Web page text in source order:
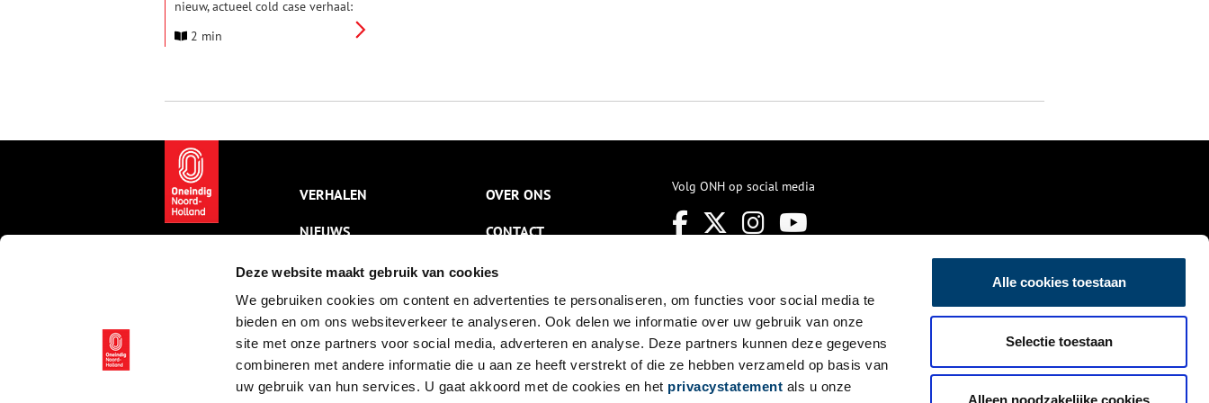
Deze website maakt gebruik van cookies
We gebruiken cookies om content en advertenties te personaliseren, om functies voor social media te
bieden en om ons websiteverkeer te analyseren. Ook delen we informatie over uw gebruik van onze
site met onze partners voor social media, adverteren en analyse. Deze partners kunnen deze gegevens
combineren met andere informatie die u aan ze heeft verstrekt of die ze hebben verzameld op basis van
uw gebruik van hun services. U gaat akkoord met de cookies en het privacystatement als u onze
Alle cookies toestaan
Selectie toestaan
Alleen noodzakelijke cookies
nieuw, actueel cold case verhaal:
Kasteel Ter Coulster in Heiloo.
een uniek 16e-eeuws dagboek
vluchtelingencrisis van
vandaag.
2 min
VERHALEN
NIEUWS
KALENDER
THEMA’S
ACTIVITEITEN
VIDEO’S
OVER ONS
CONTACT
NIEUWSBRIEF
DISCLAIMER
PRIVACY
TOEGANKELIJKHEID
Volg ONH op social media